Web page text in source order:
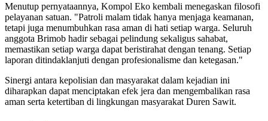
Menutup pernyataannya, Kompol Eko kembali menegaskan filosofi
pelayanan satuan. "Patroli malam tidak hanya menjaga keamanan,
tetapi juga menumbuhkan rasa aman di hati setiap warga. Seluruh
anggota Brimob hadir sebagai pelindung sekaligus sahabat,
memastikan setiap warga dapat beristirahat dengan tenang. Setiap
laporan ditindaklanjuti dengan profesionalisme dan ketegasan."
Sinergi antara kepolisian dan masyarakat dalam kejadian ini
diharapkan dapat menciptakan efek jera dan mengembalikan rasa
aman serta ketertiban di lingkungan masyarakat Duren Sawit.